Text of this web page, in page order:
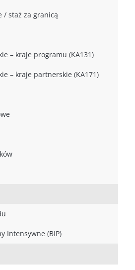
/ staż za granicą
– kraje programu (KA131)
– kraje partnerskie (KA171)
Intensywne (BIP)